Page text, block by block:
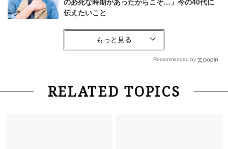
の必死な時期があったからこそ…」今の40代に
伝えたいこと
Fashion
【40代コンサバ派】白Tシャツは「パール×ゴー
Lifestyle 2026.7.29
「お若いですね」は褒め言葉？“若い＝美しい”と
Recommended by
RELATED TOPICS